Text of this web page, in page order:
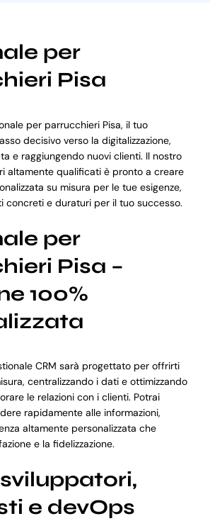
per
Pisa
per parrucchieri Pisa, il tuo
decisivo verso la digitalizzazione,
e raggiungendo nuovi clienti. Il nostro
altamente qualificati è pronto a creare
su misura per le tue esigenze,
concreti e duraturi per il tuo successo.
per
Pisa –
100%
CRM sarà progettato per offrirti
centralizzando i dati e ottimizzando
le relazioni con i clienti. Potrai
rapidamente alle informazioni,
altamente personalizzata che
e la fidelizzazione.
e devOps